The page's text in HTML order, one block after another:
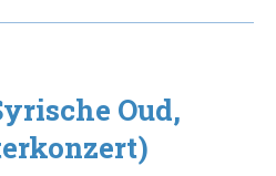
Oud,